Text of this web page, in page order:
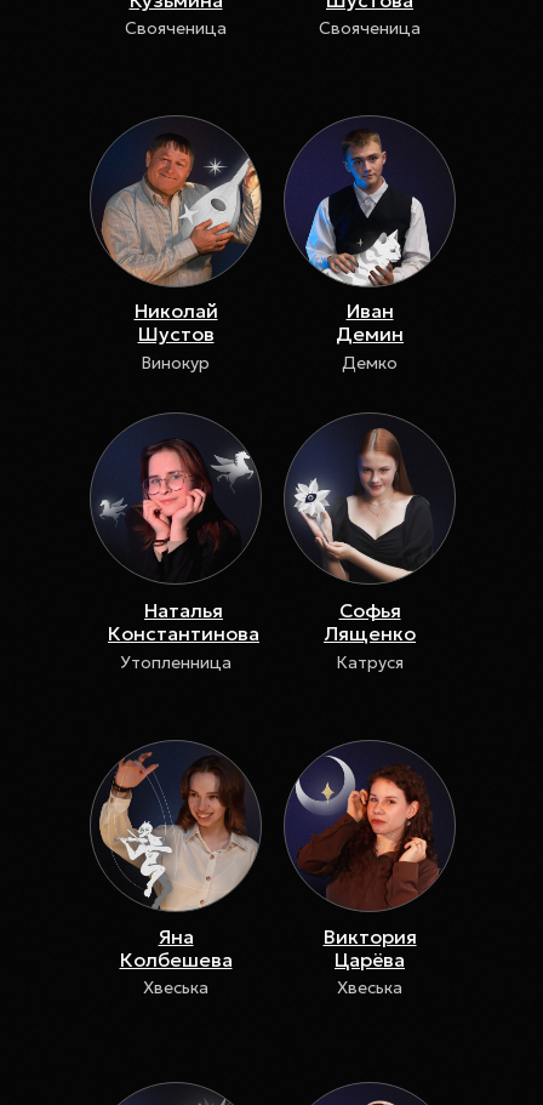
Свояченица
Николай
Шустов
Свояченица
Винокур
Иван
Демин
Демко
Наталья
Константинова
Софья
Лященко
Утопленница
Яна
Колбешева
Катруся
Виктория
Царёва
Хвеська Хвеська